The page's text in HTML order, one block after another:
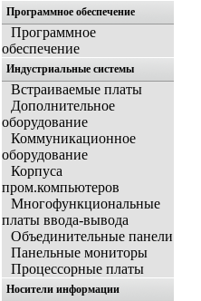
Программное обеспечение
Программное
обеспечение
Индустриальные системы
Встраиваемые платы
Дополнительное
оборудование
Коммуникационное
оборудование
Корпуса
пром.компьютеров
Многофункциональные
платы ввода-вывода
Объединительные панели
Панельные мониторы
Процессорные платы
Носители информации